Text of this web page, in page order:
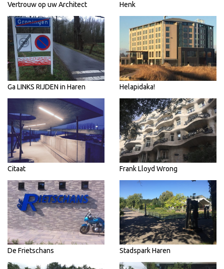
Vertrouw op uw Architect Henk
Ga LINKS RIJDEN in Haren Helapidaka!
Citaat Frank Lloyd Wrong
De Frietschans Stadspark Haren